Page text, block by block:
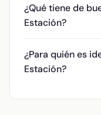
¿Qué tiene de
Estación?
¿Para quién es
Estación?